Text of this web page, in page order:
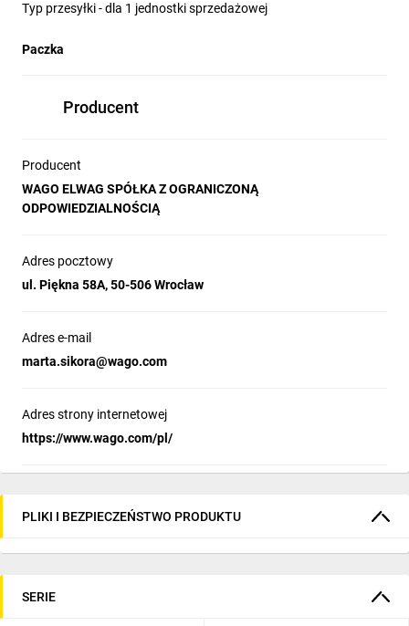
Typ przesyłki - dla 1 jednostki sprzedażowej
Paczka
Producent
Producent
WAGO ELWAG SPÓŁKA Z OGRANICZONĄ
ODPOWIEDZIALNOŚCIĄ
Adres pocztowy
ul. Piękna 58A, 50-506 Wrocław
Adres e-mail
marta.sikora@wago.com
Adres strony internetowej
https://www.wago.com/pl/
PLIKI I BEZPIECZEŃSTWO PRODUKTU
SERIE